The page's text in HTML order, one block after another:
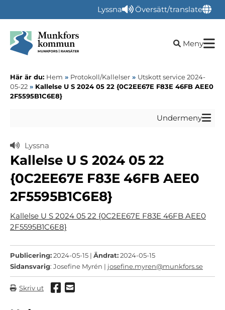
Lyssna Översätt/translate
Öppna
Meny
Här är du: Hem » Protokoll/Kallelser » Utskott service 2024-
05-22 » Kallelse U S 2024 05 22 {0C2EE67E F83E 46FB AEE0
2F5595B1C6E8}
Undermeny
Lyssna
Kallelse U S 2024 05 22
{0C2EE67E F83E 46FB AEE0
2F5595B1C6E8}
Kallelse U S 2024 05 22 {0C2EE67E F83E 46FB AEE0
2F5595B1C6E8}
Publicering:2024-05-15 | Ändrat:2024-05-15
Sidansvarig: Josefine Myrén | josefine.myren@munkfors.se
Skriv ut Dela via Facebook
Dela via mail